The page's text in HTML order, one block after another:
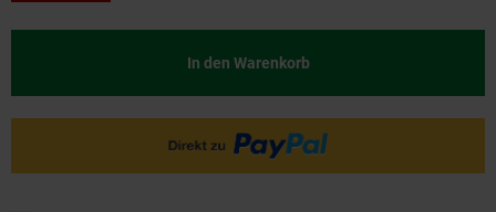
In den Warenkorb